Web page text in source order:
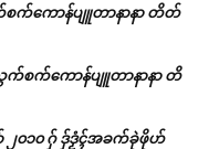
က်ကောန်ပျူတာနာနာ တိတ်
က်စက်ကောန်ပျူတာနာနာ တိ
၂၀၁၀ ဂှ် ဒှ်ဒၟံၚ်အခက်ခုဲဖိုဟ်